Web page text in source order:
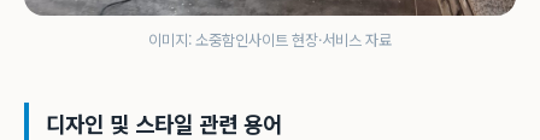
이미지: 소중함인사이트 현장·서비스 자료
디자인 및 스타일 관련 용어